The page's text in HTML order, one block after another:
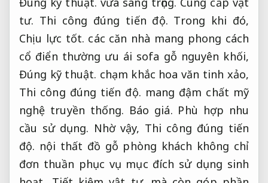
tư. Thi công đúng tiến độ. Trong khi đó,
Chịu lực tốt. các căn nhà mang phong cách
cổ điển thường ưu ái sofa gỗ nguyên khối,
Đúng kỹ thuật. chạm khắc hoa văn tinh xảo,
Thi công đúng tiến độ. mang đậm chất mỹ
nghệ truyền thống. Báo giá. Phù hợp nhu
cầu sử dụng. Nhờ vậy, Thi công đúng tiến
độ. nội thất đồ gỗ phòng khách không chỉ
đơn thuần phục vụ mục đích sử dụng sinh